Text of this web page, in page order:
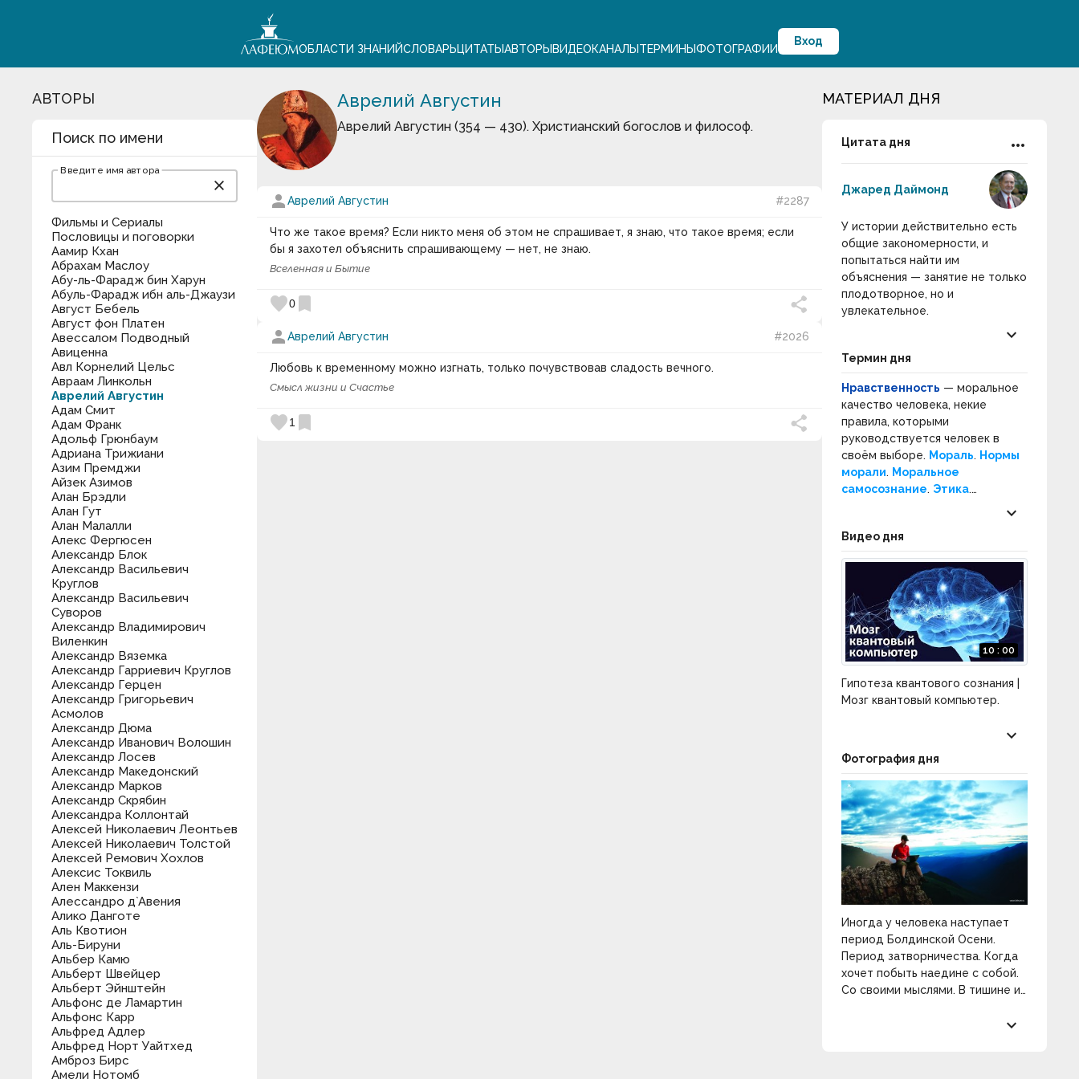
ОБЛАСТИ ЗНАНИЙСЛОВАРЬЦИТАТЫАВТОРЫВИДЕОКАНАЛЫТЕРМИНЫФОТОГРАФИИ
Вход
АВТОРЫ
Поиск по имени
Введите имя автора
close
Фильмы и Сериалы
Пословицы и поговорки
Аамир Кхан
Абрахам Маслоу
Абу-ль-Фарадж бин Харун
Абуль-Фарадж ибн аль-Джаузи
Август Бебель
Август фон Платен
Авессалом Подводный
Авиценна
Авл Корнелий Цельс
Авраам Линкольн
Аврелий Августин
Адам Смит
Адам Франк
Адольф Грюнбаум
Адриана Трижиани
Азим Премджи
Айзек Азимов
Алан Брэдли
Алан Гут
Алан Малалли
Алекс Фергюсен
Александр Блок
Александр Васильевич
Круглов
Александр Васильевич
Суворов
Александр Владимирович
Виленкин
Александр Вяземка
Александр Гарриевич Круглов
Александр Герцен
Александр Григорьевич
Асмолов
Александр Дюма
Александр Иванович Волошин
Александр Лосев
Александр Македонский
Александр Марков
Александр Скрябин
Александра Коллонтай
Алексей Николаевич Леонтьев
Алексей Николаевич Толстой
Алексей Ремович Хохлов
Алексис Токвиль
Ален Маккензи
Алессандро д`Авения
Алико Данготе
Аль Квотион
Аль-Бируни
Альбер Камю
Альберт Швейцер
Альберт Эйнштейн
Альфонс де Ламартин
Альфонс Карр
Альфред Адлер
Альфред Норт Уайтхед
Амброз Бирс
Амели Нотомб
Аврелий Августин
Аврелий Августин (354 — 430). Христианский богослов и философ.
personАврелий Августин #2287
Что же такое время? Если никто меня об этом не спрашивает, я знаю, что такое время; если
бы я захотел объяснить спрашивающему — нет, не знаю.
Вселенная и Бытие
favorite0 bookmark
personАврелий Августин #2026
Любовь к временному можно изгнать, только почувствовав сладость вечного.
Смысл жизни и Счастье
favorite1 bookmark
МАТЕРИАЛ ДНЯ
Цитата дня more_horiz
Джаред Даймонд
У истории действительно есть
общие закономерности, и
попытаться найти им
объяснения — занятие не только
плодотворное, но и
увлекательное.
keyboard_arrow_down
Термин дня
Нравственность — моральное
качество человека, некие
правила, которыми
руководствуется человек в
своём выборе. Мораль. Нормы
морали. Моральное
самосознание. Этика.
Социальное поведение
Социальные нормы.
keyboard_arrow_down
Видео дня
10 : 00
Гипотеза квантового сознания |
Мозг квантовый компьютер.
keyboard_arrow_down
Фотография дня
Иногда у человека наступает
период Болдинской Осени.
Период затворничества. Когда
хочет побыть наедине с собой.
Со своими мыслями. В тишине и
keyboard_arrow_down